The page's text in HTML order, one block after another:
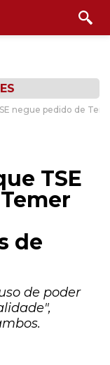
negue pedido de
TSE
de
de poder